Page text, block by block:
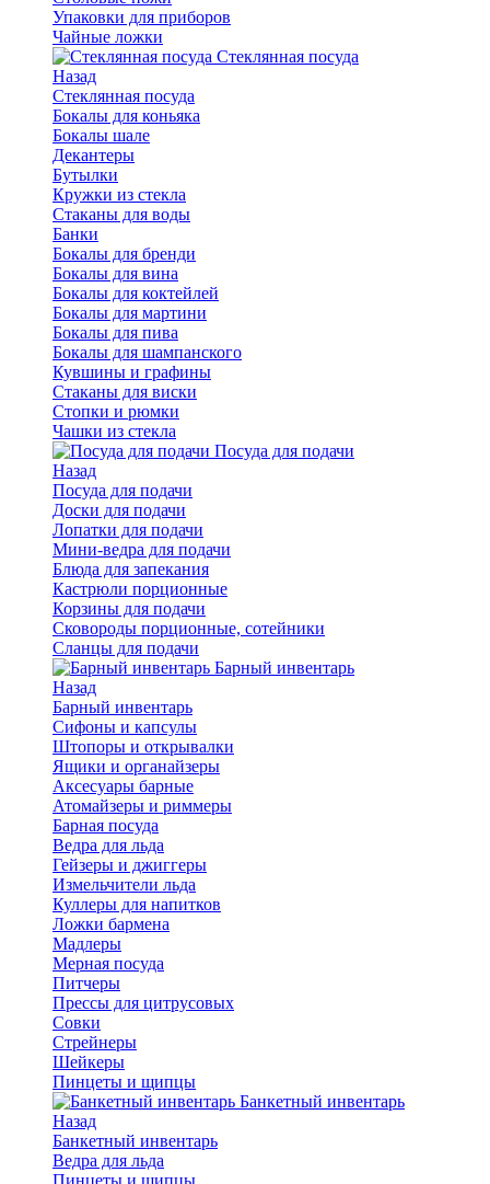
Упаковки для приборов
Чайные ложки
Стеклянная посуда
Назад
Стеклянная посуда
Бокалы для коньяка
Бокалы шале
Декантеры
Бутылки
Кружки из стекла
Стаканы для воды
Банки
Бокалы для бренди
Бокалы для вина
Бокалы для коктейлей
Бокалы для мартини
Бокалы для пива
Бокалы для шампанского
Кувшины и графины
Стаканы для виски
Стопки и рюмки
Чашки из стекла
Посуда для подачи
Назад
Посуда для подачи
Доски для подачи
Лопатки для подачи
Мини-ведра для подачи
Блюда для запекания
Кастрюли порционные
Корзины для подачи
Сковороды порционные, сотейники
Сланцы для подачи
Барный инвентарь
Назад
Барный инвентарь
Сифоны и капсулы
Штопоры и открывалки
Ящики и органайзеры
Аксесуары барные
Атомайзеры и риммеры
Барная посуда
Ведра для льда
Гейзеры и джиггеры
Измельчители льда
Куллеры для напитков
Ложки бармена
Мадлеры
Мерная посуда
Питчеры
Прессы для цитрусовых
Совки
Стрейнеры
Шейкеры
Пинцеты и щипцы
Банкетный инвентарь
Назад
Банкетный инвентарь
Ведра для льда
Пинцеты и щипцы